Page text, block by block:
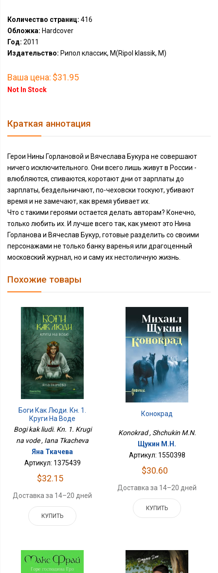
Количество страниц: 416
Обложка: Hardcover
Год: 2011
Издательство: Рипол классик, М(Ripol klassik, M)
Ваша цена: $31.95
Not In Stock
Краткая аннотация
Герои Нины Горлановой и Вячеслава Букура не совершают
ничего исключительного. Они всего лишь живут в России -
влюбляются, спиваются, коротают дни от зарплаты до
зарплаты, бездельничают, по-чеховски тоскуют, убивают
время и не замечают, как время убивает их.
Что с такими героями остается делать авторам? Конечно,
только любить их. И лучше всего так, как умеют это Нина
Горланова и Вячеслав Букур, готовые разделить со своими
персонажами не только банку варенья или драгоценный
московский журнал, но и саму их нестоличную жизнь.
Похожие товары
Боги Как Люди. Кн. 1.
Круги На Воде
Bogi kak liudi. Kn. 1. Krugi
na vode , Iana Tkacheva
Яна Ткачева
Артикул: 1375439
$32.15
Доставка за 14–20 дней
КУПИТЬ
Конокрад
Konokrad , Shchukin M.N.
Щукин М.Н.
Артикул: 1550398
$30.60
Доставка за 14–20 дней
КУПИТЬ